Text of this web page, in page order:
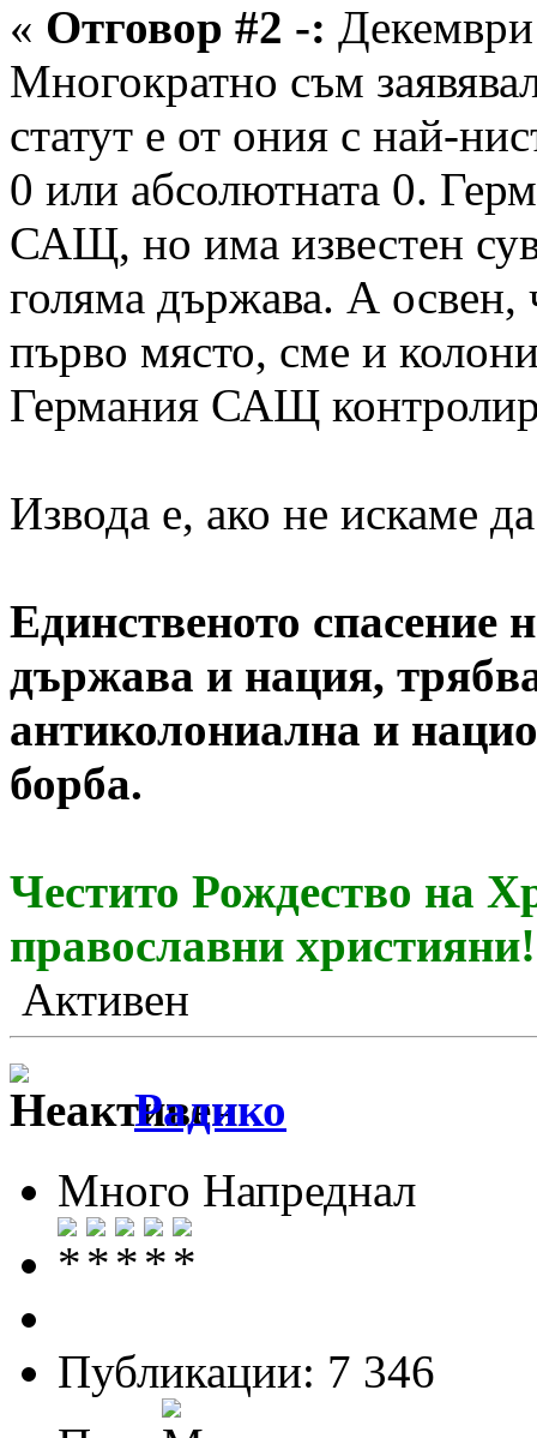
« Отговор #2 -:
Многократно съм
статут е от ония с най-
0 или абсолютната 0.
САЩ, но има известен
голяма държава. А
първо място, сме и
Германия САЩ
Извода е, ако не искаме
Единственото спасение
държава и нация,
антиколониална и
борба.
Честито Рождество на
православни християни!
Активен
Радико
Много Напреднал
Публикации: 7 346